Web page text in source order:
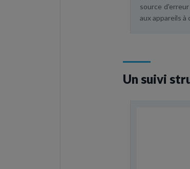
source
aux appareils à
Un suivi